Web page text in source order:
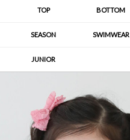
TOP BOTTOM
SEASON SWIMWEAR
JUNIOR